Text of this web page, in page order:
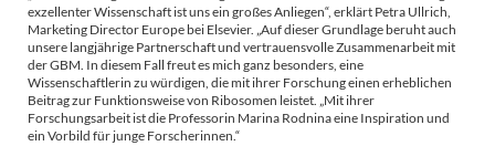
exzellenter Wissenschaft ist uns ein großes Anliegen“, erklärt Petra Ullrich,
Marketing Director Europe bei Elsevier. „Auf dieser Grundlage beruht auch
unsere langjährige Partnerschaft und vertrauensvolle Zusammenarbeit mit
der GBM. In diesem Fall freut es mich ganz besonders, eine
Wissenschaftlerin zu würdigen, die mit ihrer Forschung einen erheblichen
Beitrag zur Funktionsweise von Ribosomen leistet. „Mit ihrer
Forschungsarbeit ist die Professorin Marina Rodnina eine Inspiration und
ein Vorbild für junge Forscherinnen.“